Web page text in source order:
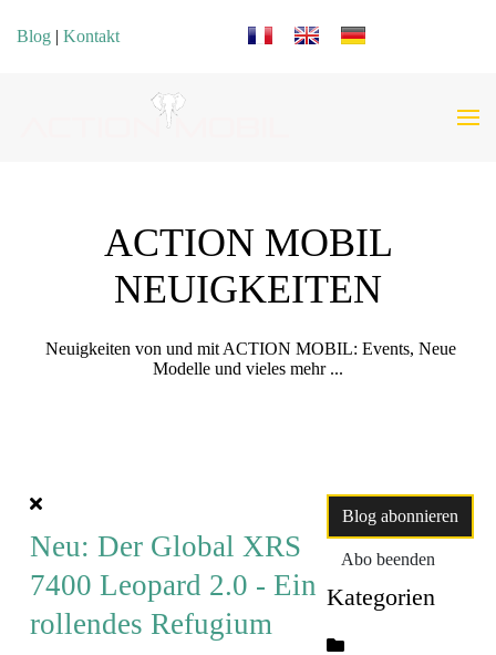
Blog | Kontakt Sprache auswählen
ACTION MOBIL
NEUIGKEITEN
Neuigkeiten von und mit ACTION MOBIL: Events, Neue
Modelle und vieles mehr ...
Neu: Der Global XRS
7400 Leopard 2.0 - Ein
rollendes Refugium
Blog abonnieren
Abo beenden
Kategorien